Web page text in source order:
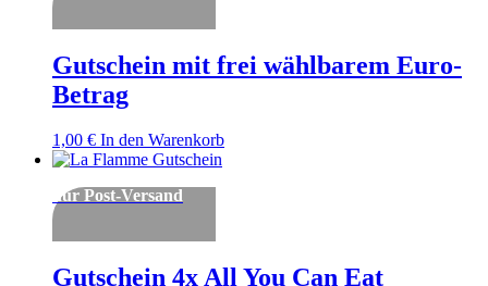
Gutschein mit frei wählbarem Euro-
Betrag
1,00 € In den Warenkorb
nur Post-Versand
Gutschein 4x All You Can Eat